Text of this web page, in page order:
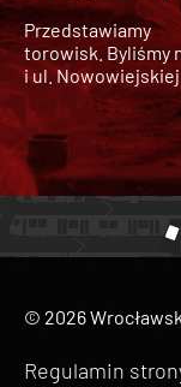
torowisk. Byliśmy
i ul. Nowowiejskiej
© 2026
Regulamin